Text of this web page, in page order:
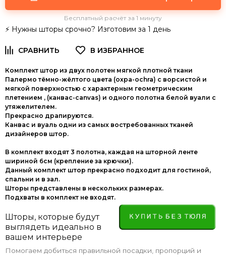
Бесплатный расчёт за 1 минуту
⚡ Нужны шторы срочно? Изготовим за 1 день
Комплект штор из двух полотен мягкой плотной ткани
Палермотёмно-жёлтого цвета (охра-ochra) с ворсистой и
мягкой поверхностью с характерным геометрическим
плетением , (канвас-canvas) и одного полотна белой вуали с
утяжелителем.
Прекрасно драпируются.
Канвас и вуаль одни из самых востребованных тканей
дизайнеров штор.
В комплект входят 3 полотна, каждая на шторной ленте
шириной 6см (крепление за крючки).
Данный комплект штор прекрасно подходит для гостиной,
спальни и в зал.
Шторы представлены в нескольких размерах.
Подхваты в комплект не входят.
Шторы, которые будут
выглядеть идеально в
вашем интерьере
Помогаем добиться правильной посадки, пропорций и